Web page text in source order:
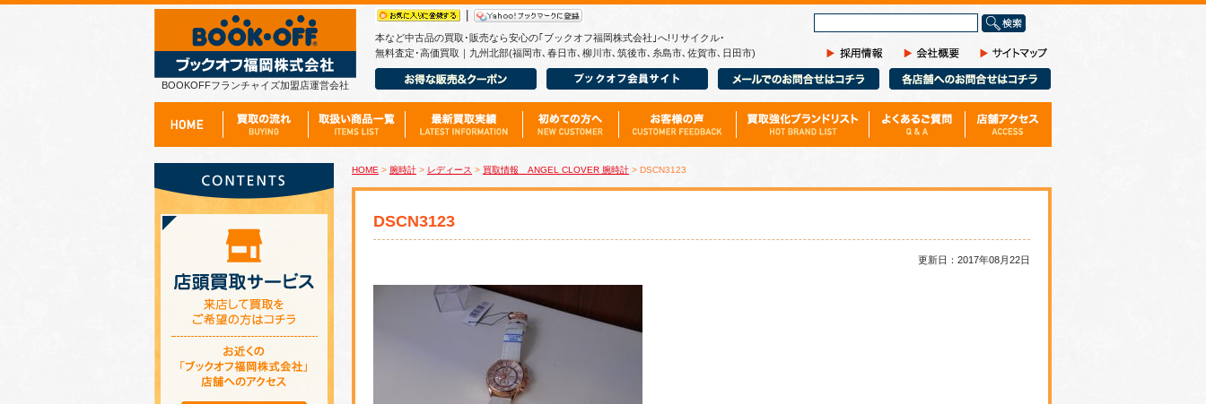
BOOKOFFフランチャイズ加盟店運営会社
本など中古品の買取･販売なら安心の｢ブックオフ福岡株式会社｣へ!リサイクル･
無料査定･高価買取｜九州北部(福岡市､春日市､柳川市､筑後市､糸島市､佐賀市､日田市)
内
検
索
HOME > 腕時計 > レディース > 買取情報 ANGEL CLOVER 腕時計 > DSCN3123
DSCN3123
更新日：2017年08月22日